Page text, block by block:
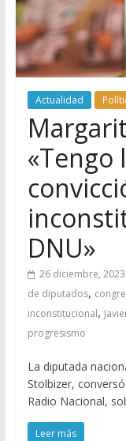
Actualidad
«Tengo
DNU»
26 diciembre, 2023
de diputados,
inconstitucional,
progresismo
La diputada
Stolbizer,
Radio Nacional,
Leer más